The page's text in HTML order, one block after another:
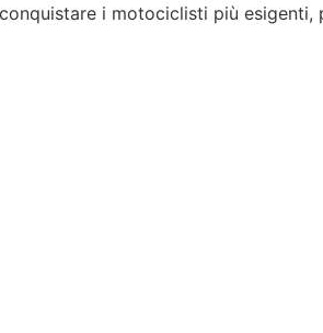
i motociclisti più